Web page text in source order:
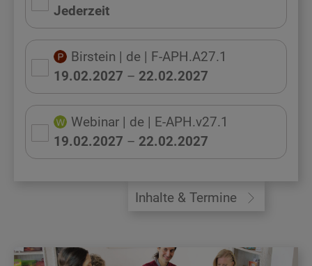
Jederzeit
Birstein | de | F-APH.A27.1
19.02.2027 – 22.02.2027
Webinar | de | E-APH.v27.1
19.02.2027 – 22.02.2027
Inhalte & Termine